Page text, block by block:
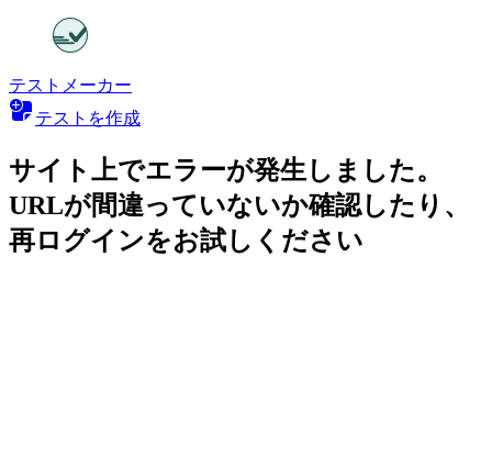
テストメーカー
テストを作成
サイト上でエラーが発生しました。
URLが間違っていないか確認したり、
再ログインをお試しください